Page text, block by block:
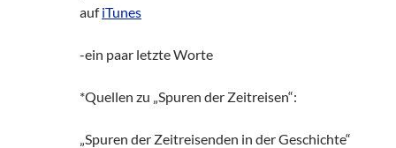
aufiTunes
-ein paar letzte Worte
*Quellen zu „Spuren der Zeitreisen“:
„Spuren der Zeitreisenden in der Geschichte“